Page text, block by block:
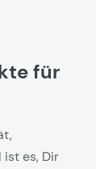
für
ist es, Dir